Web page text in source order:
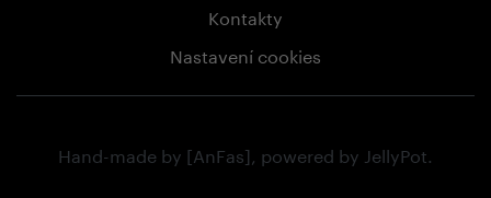
Kontakty
Nastavení cookies
Hand-made by [AnFas], powered by JellyPot.